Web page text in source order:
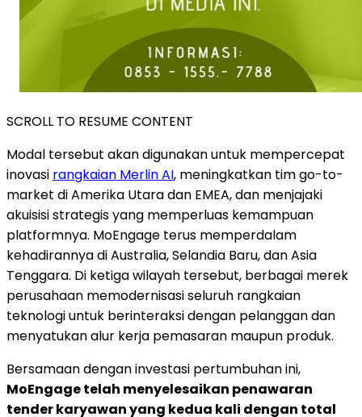
SCROLL TO RESUME CONTENT
Modal tersebut akan digunakan untuk mempercepat
inovasi rangkaian Merlin AI, meningkatkan tim go-to-
market diAmerika Utaradan EMEA, dan menjajaki
akuisisi strategis yang memperluas kemampuan
platformnya. MoEngage terus memperdalam
kehadirannya diAustralia,Selandia Baru, danAsia
Tenggara. Di ketiga wilayah tersebut, berbagai merek
perusahaan memodernisasi seluruh rangkaian
teknologi untuk berinteraksi dengan pelanggan dan
menyatukan alur kerja pemasaran maupun produk.
Bersamaan dengan investasi pertumbuhan ini,
MoEngage telah menyelesaikan penawaran
tender karyawan yang kedua kali dengan total